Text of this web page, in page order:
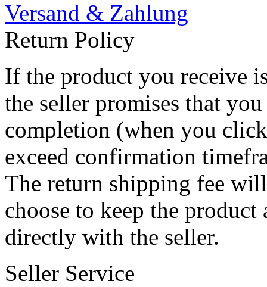
Versand & Zahlung
Return Policy
If the product you receive
the seller promises that
completion (when you
exceed confirmation
The return shipping fee
choose to keep the
directly with the seller.
Seller Service